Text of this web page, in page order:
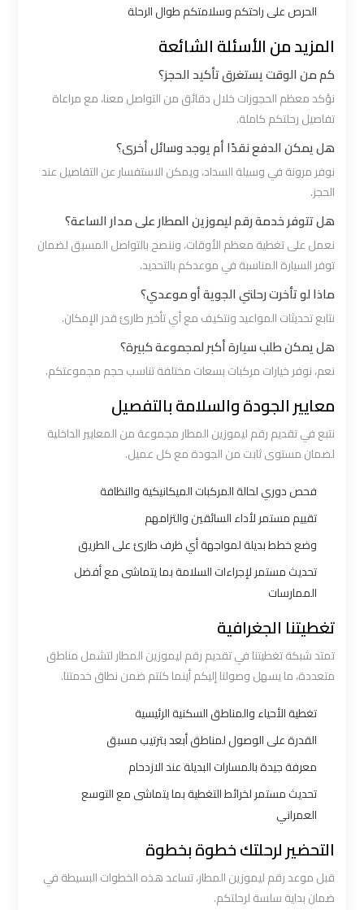
الحرص على راحتكم وسلامتكم طوال الرحلة
المزيد من الأسئلة الشائعة
كم من الوقت يستغرق تأكيد الحجز؟
نؤكد معظم الحجوزات خلال دقائق من التواصل معنا، مع مراعاة
تفاصيل رحلتكم كاملة.
هل يمكن الدفع نقدًا أم يوجد وسائل أخرى؟
نوفر مرونة في وسيلة السداد، ويمكن الاستفسار عن التفاصيل عند
الحجز.
هل تتوفر خدمة رقم ليموزين المطار على مدار الساعة؟
نعمل على تغطية معظم الأوقات، وننصح بالتواصل المسبق لضمان
توفر السيارة المناسبة في موعدكم بالتحديد.
ماذا لو تأخرت رحلتي الجوية أو موعدي؟
نتابع تحديثات المواعيد ونتكيف مع أي تأخير طارئ قدر الإمكان.
هل يمكن طلب سيارة أكبر لمجموعة كبيرة؟
نعم، نوفر خيارات مركبات بسعات مختلفة تناسب حجم مجموعتكم.
معايير الجودة والسلامة بالتفصيل
نتبع في تقديم رقم ليموزين المطار مجموعة من المعايير الداخلية
لضمان مستوى ثابت من الجودة مع كل عميل.
فحص دوري لحالة المركبات الميكانيكية والنظافة
تقييم مستمر لأداء السائقين والتزامهم
وضع خطط بديلة لمواجهة أي ظرف طارئ على الطريق
تحديث مستمر لإجراءات السلامة بما يتماشى مع أفضل
الممارسات
تغطيتنا الجغرافية
تمتد شبكة تغطيتنا في تقديم رقم ليموزين المطار لتشمل مناطق
متعددة، ما يسهل وصولنا إليكم أينما كنتم ضمن نطاق خدمتنا.
تغطية الأحياء والمناطق السكنية الرئيسية
القدرة على الوصول لمناطق أبعد بترتيب مسبق
معرفة جيدة بالمسارات البديلة عند الازدحام
تحديث مستمر لخرائط التغطية بما يتماشى مع التوسع
العمراني
التحضير لرحلتك خطوة بخطوة
قبل موعد رقم ليموزين المطار، تساعد هذه الخطوات البسيطة في
ضمان بداية سلسة لرحلتكم.
ليموزين
الاسكندريه
مطروح
ليموزين
الأحمر
القاهرة
ليموزين
السخنة
ليموزين
اسكندرية
ليموزين
المطار
ليموزين
ليموزين